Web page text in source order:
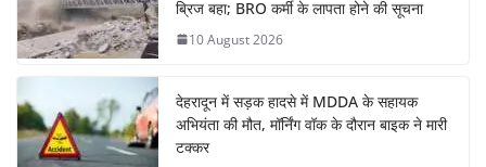
ब्रिज बहा; BRO कर्मी के लापता होने की सूचना
10 August 2026
देहरादून में सड़क हादसे में MDDA के सहायक
अभियंता की मौत, मॉर्निंग वॉक के दौरान बाइक ने मारी
टक्कर